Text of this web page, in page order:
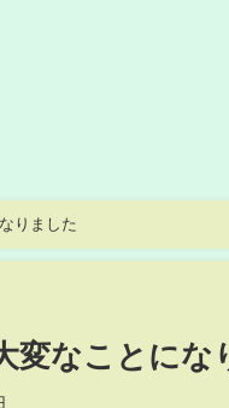
りました
変なことにな